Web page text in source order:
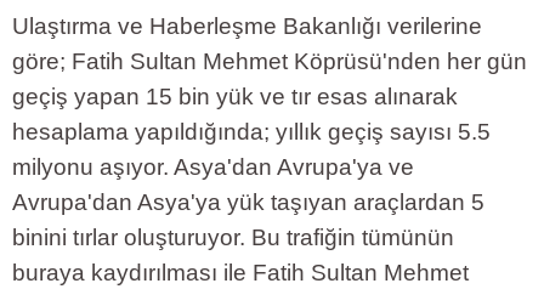
Ulaştırma ve Haberleşme Bakanlığı verilerine
göre; Fatih Sultan Mehmet Köprüsü'nden her gün
geçiş yapan 15 bin yük ve tır esas alınarak
hesaplama yapıldığında; yıllık geçiş sayısı 5.5
milyonu aşıyor. Asya'dan Avrupa'ya ve
Avrupa'dan Asya'ya yük taşıyan araçlardan 5
binini tırlar oluşturuyor. Bu trafiğin tümünün
buraya kaydırılması ile Fatih Sultan Mehmet